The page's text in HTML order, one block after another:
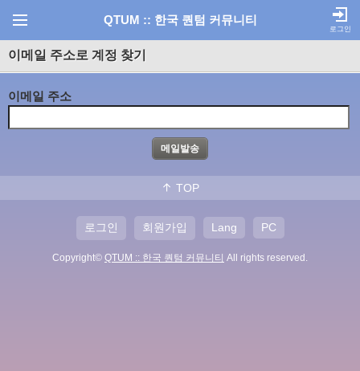
QTUM :: 한국 퀀텀 커뮤니티
로그인
이메일 주소로 계정 찾기
이메일 주소
TOP
로그인 회원가입 Lang PC
Copyright© QTUM :: 한국 퀀텀 커뮤니티 All rights reserved.